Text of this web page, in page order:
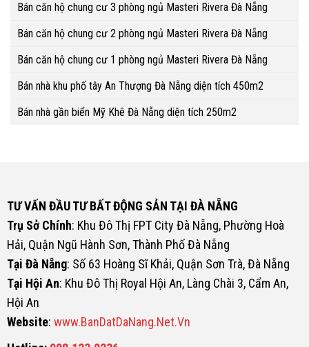
Bán căn hộ chung cư 3 phòng ngủ Masteri Rivera Đà Nẵng
Bán căn hộ chung cư 2 phòng ngủ Masteri Rivera Đà Nẵng
Bán căn hộ chung cư 1 phòng ngủ Masteri Rivera Đà Nẵng
Bán nhà khu phố tây An Thượng Đà Nẵng diện tích 450m2
Bán nhà gần biển Mỹ Khê Đà Nẵng diện tích 250m2
TƯ VẤN ĐẦU TƯ BẤT ĐỘNG SẢN TẠI ĐÀ NẴNG
Trụ Sở Chính: Khu Đô Thị FPT City Đà Nẵng, Phường Hoà
Hải, Quận Ngũ Hành Sơn, Thành Phố Đà Nẵng
Tại Đà Nẵng: Số 63 Hoàng Sĩ Khải, Quận Sơn Trà, Đà Nẵng
Tại Hội An: Khu Đô Thị Royal Hội An, Làng Chài 3, Cẩm An,
Hội An
Website: www.BanDatDaNang.Net.Vn